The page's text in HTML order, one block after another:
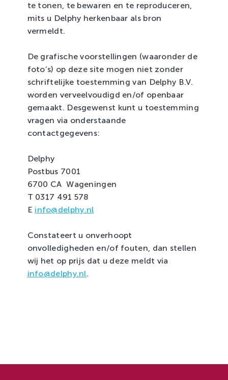
te tonen, te bewaren en te reproduceren,
mits u Delphy herkenbaar als bron
vermeldt.
De grafische voorstellingen (waaronder de
foto’s) op deze site mogen niet zonder
schriftelijke toestemming van Delphy B.V.
worden verveelvoudigd en/of openbaar
gemaakt. Desgewenst kunt u toestemming
vragen via onderstaande
contactgegevens:
Delphy
Postbus 7001
6700 CA Wageningen
T 0317 491 578
E info@delphy.nl
Constateert u onverhoopt
onvolledigheden en/of fouten, dan stellen
wij het op prijs dat u deze meldt via
info@delphy.nl.